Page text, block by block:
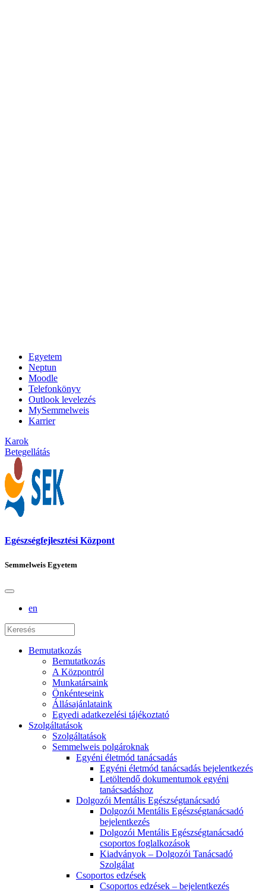
Egyetem
Neptun
Moodle
Telefonkönyv
Outlook levelezés
MySemmelweis
Karrier
Karok
Betegellátás
Egészségfejlesztési Központ
Semmelweis Egyetem
en
Bemutatkozás
Bemutatkozás
A Központról
Munkatársaink
Önkénteseink
Állásajánlataink
Egyedi adatkezelési tájékoztató
Szolgáltatások
Szolgáltatások
Semmelweis polgároknak
Egyéni életmód tanácsadás
Egyéni életmód tanácsadás bejelentkezés
Letöltendő dokumentumok egyéni
tanácsadáshoz
Dolgozói Mentális Egészségtanácsadó
Dolgozói Mentális Egészségtanácsadó
bejelentkezés
Dolgozói Mentális Egészségtanácsadó
csoportos foglalkozások
Kiadványok – Dolgozói Tanácsadó
Szolgálat
Csoportos edzések
Csoportos edzések – bejelentkezés